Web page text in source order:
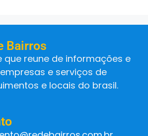
Bairros
que reune de informações e
e serviços de
e locais do brasil.